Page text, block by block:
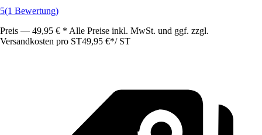
5(1 Bewertung)
Preis — 49,95 € * Alle Preise inkl. MwSt. und ggf. zzgl.
Versandkosten pro ST49,95 €*/ ST